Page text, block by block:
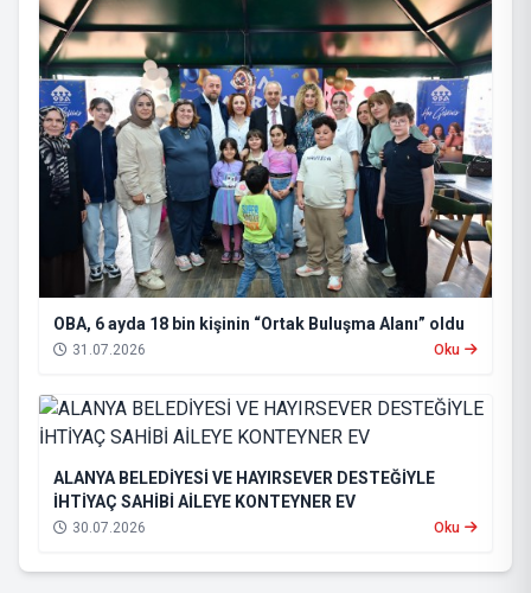
OBA, 6 ayda 18 bin kişinin “Ortak Buluşma Alanı” oldu
31.07.2026 Oku
ALANYA BELEDİYESİ VE HAYIRSEVER DESTEĞİYLE
İHTİYAÇ SAHİBİ AİLEYE KONTEYNER EV
30.07.2026 Oku